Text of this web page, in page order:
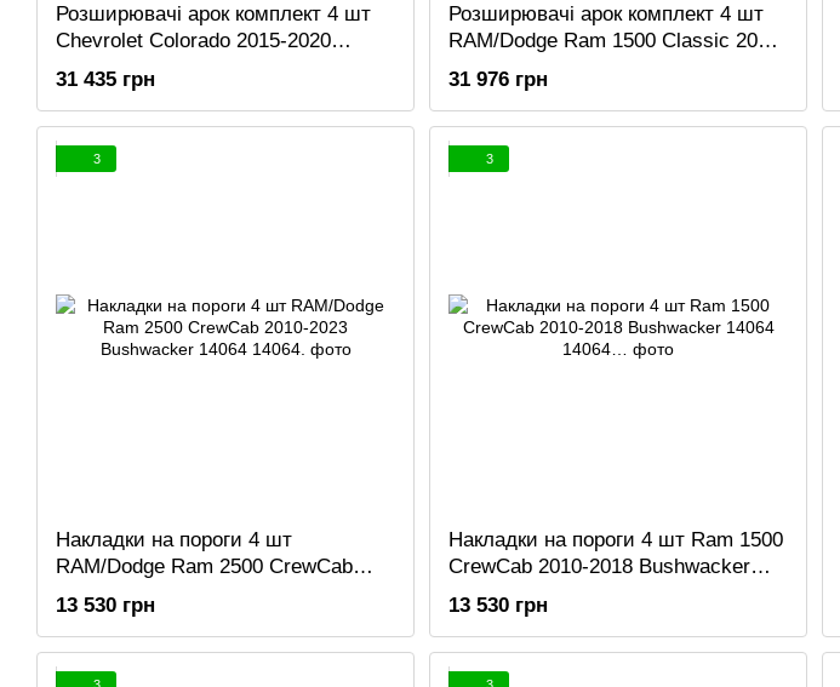
Розширювачі арок комплект 4 шт
Chevrolet Colorado 2015-2020
Pocket-style чорний Bushwacker
40969-02
31 435 грн
Розширювачі арок комплект 4 шт
RAM/Dodge Ram 1500 Classic 2009-
2018 Extended-A-style чорний
Bushwacker 50914-02
31 976 грн
3
Накладки на пороги 4 шт
RAM/Dodge Ram 2500 CrewCab
2010-2023 Bushwacker 14064
13 530 грн
3
Накладки на пороги 4 шт Ram 1500
CrewCab 2010-2018 Bushwacker
14064
13 530 грн